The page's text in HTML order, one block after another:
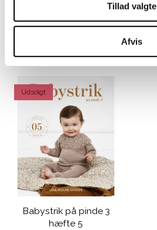
Tillad valgte
Afvis
Udsolgt
Babystrik på pinde 3
hæfte 5